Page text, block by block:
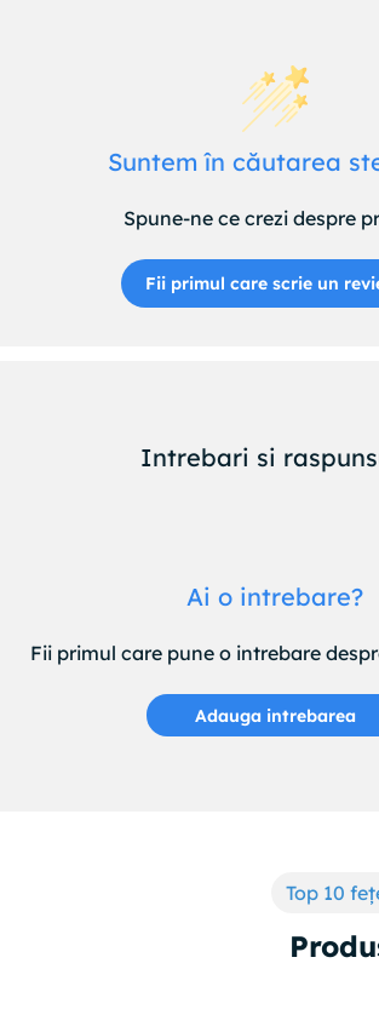
Suntem în căutarea
Spune-ne ce crezi despre
Fii primul care scrie un
Intrebari si
Ai o intrebare?
Fii primul care pune o intrebare
Adauga intrebarea
Top 10